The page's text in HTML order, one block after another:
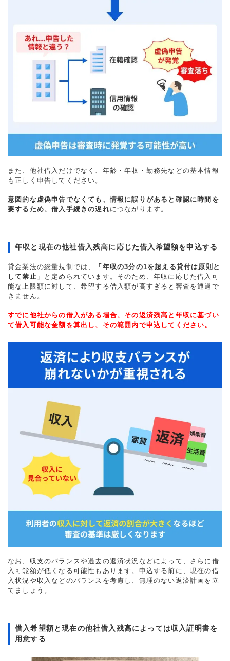
また、他社借入だけでなく、年齢・年収・勤務先などの基本情報
も正しく申告してください。
意図的な虚偽申告でなくても、情報に誤りがあると確認に時間を
要するため、借入手続きの遅れにつながります。
年収と現在の他社借入残高に応じた借入希望額を申込する
貸金業法の総量規制では、
「年収の3分の1を超える貸付は原則と
して禁止」
と定められています。そのため、年収に応じた借入可
能な上限額に対して、希望する借入額が高すぎると審査を通過で
きません。
すでに他社からの借入がある場合、その返済残高と年収に基づい
て借入可能な金額を算出し、その範囲内で申込してください。
なお、収支のバランスや過去の返済状況などによって、さらに借
入可能額が低くなる可能性もあります。申込する前に、現在の借
入状況や収入などのバランスを考慮し、無理のない返済計画を立
てましょう。
借入希望額と現在の他社借入残高によっては収入証明書を
用意する